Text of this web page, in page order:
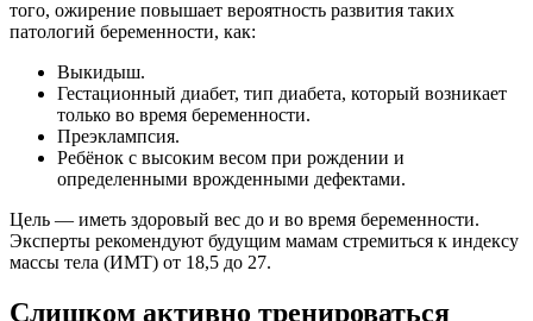
того, ожирение повышает вероятность развития таких
патологий беременности, как:
Выкидыш.
Гестационный диабет, тип диабета, который возникает
только во время беременности.
Преэклампсия.
Ребёнок с высоким весом при рождении и
определенными врожденными дефектами.
Цель — иметь здоровый вес до и во время беременности.
Эксперты рекомендуют будущим мамам стремиться к индексу
массы тела (ИМТ) от 18,5 до 27.
Слишком активно тренироваться